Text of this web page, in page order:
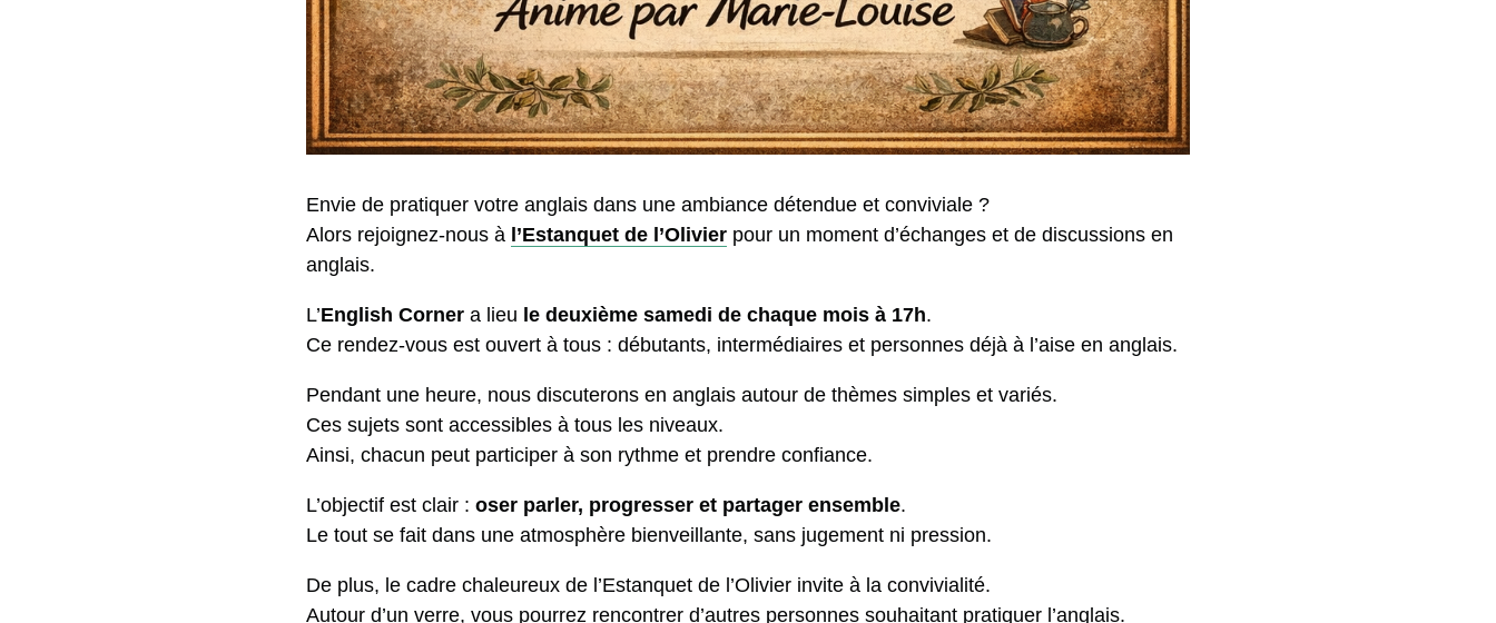
Envie de pratiquer votre anglais dans une ambiance détendue et conviviale ?
Alors rejoignez-nous à l’Estanquet de l’Olivier pour un moment d’échanges et de discussions en
anglais.
L’English Corner a lieu le deuxième samedi de chaque mois à 17h.
Ce rendez-vous est ouvert à tous : débutants, intermédiaires et personnes déjà à l’aise en anglais.
Pendant une heure, nous discuterons en anglais autour de thèmes simples et variés.
Ces sujets sont accessibles à tous les niveaux.
Ainsi, chacun peut participer à son rythme et prendre confiance.
L’objectif est clair : oser parler, progresser et partager ensemble.
Le tout se fait dans une atmosphère bienveillante, sans jugement ni pression.
De plus, le cadre chaleureux de l’Estanquet de l’Olivier invite à la convivialité.
Autour d’un verre, vous pourrez rencontrer d’autres personnes souhaitant pratiquer l’anglais.